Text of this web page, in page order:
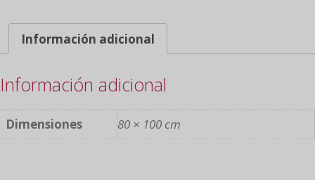
Información adicional
Información adicional
Dimensiones 80 × 100 cm